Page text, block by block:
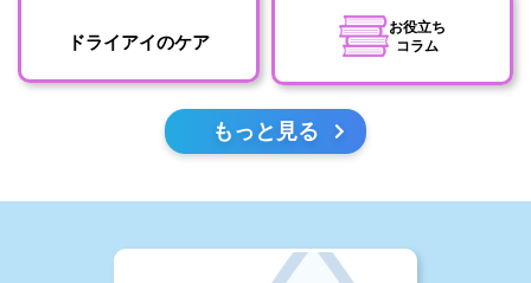
ドライアイのケア
お役立ち
コラム
もっと見る